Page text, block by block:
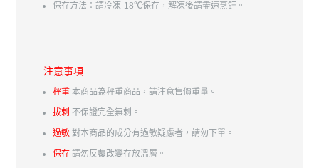
保存方法：請冷凍-18℃保存，解凍後請盡速烹飪。
注意事項
秤重 本商品為秤重商品，請注意售價重量。
拔刺 不保證完全無刺。
過敏對本商品的成分有過敏疑慮者，請勿下單。
保存請勿反覆改變存放溫層。